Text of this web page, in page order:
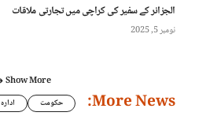
الجزائر کے سفیر کی کراچی میں تجارتی ملاقات
نومبر 5, 2025
Show More
More News: حکومت ادارہ